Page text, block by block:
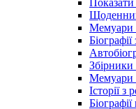
Показати
Мемуари
Збірники
Мемуари
Історії з